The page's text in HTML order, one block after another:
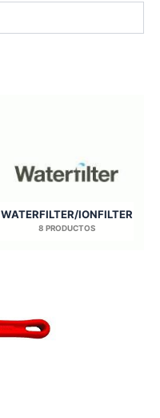
WATERFILTER/IONFILTER
8 PRODUCTOS